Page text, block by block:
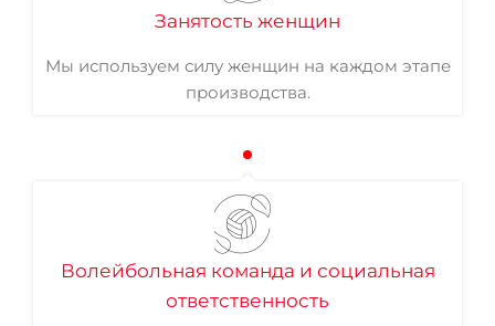
Занятость женщин
Мы используем силу женщин на каждом этапе
производства.
Волейбольная команда и социальная
ответственность